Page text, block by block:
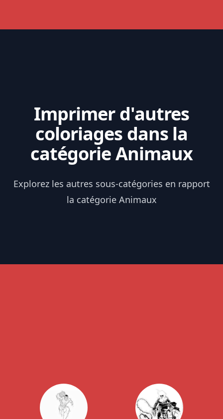
Imprimer d'autres
coloriages dans la
catégorie Animaux
Explorez les autres sous-catégories en rapport
la catégorie Animaux